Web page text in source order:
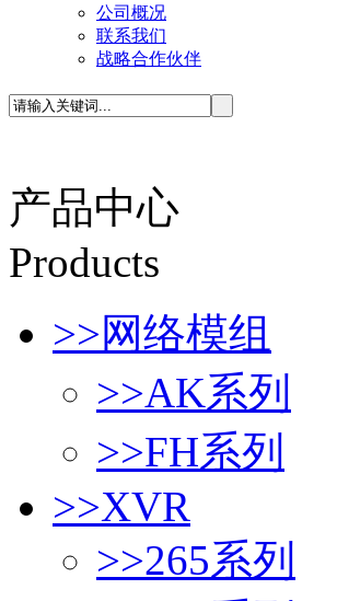
公司概况
联系我们
战略合作伙伴
产品中心
Products
>>网络模组
>>AK系列
>>FH系列
>>XVR
>>265系列